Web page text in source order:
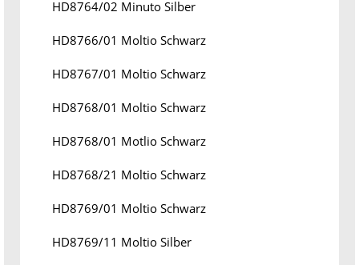
HD8764/02 Minuto Silber
HD8766/01 Moltio Schwarz
HD8767/01 Moltio Schwarz
HD8768/01 Moltio Schwarz
HD8768/01 Motlio Schwarz
HD8768/21 Moltio Schwarz
HD8769/01 Moltio Schwarz
HD8769/11 Moltio Silber